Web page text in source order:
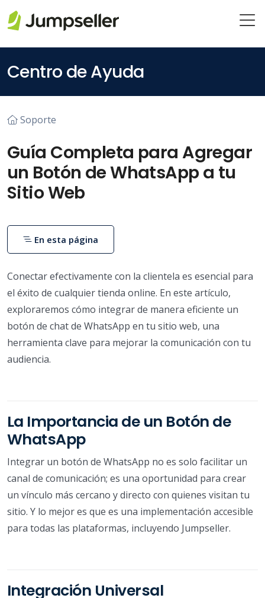
Centro de Ayuda
Soporte
Guía Completa para Agregar
un Botón de WhatsApp a tu
Sitio Web
Conectar efectivamente con la clientela es esencial para
el éxito de cualquier tienda online. En este artículo,
exploraremos cómo integrar de manera eficiente un
botón de chat de WhatsApp en tu sitio web, una
herramienta clave para mejorar la comunicación con tu
audiencia.
La Importancia de un Botón de
WhatsApp
Integrar un botón de WhatsApp no es solo facilitar un
canal de comunicación; es una oportunidad para crear
un vínculo más cercano y directo con quienes visitan tu
sitio. Y lo mejor es que es una implementación accesible
para todas las plataformas, incluyendo Jumpseller.
Integración Universal
En esta página